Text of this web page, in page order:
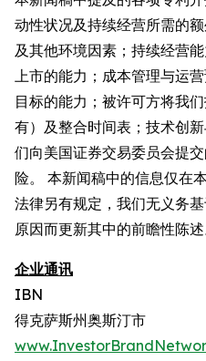
动性状况及持续经营所需的
及其他环境因素；持续经营
上市的能力；成本管理与运
目标的能力；被许可方将我
有）及整合时间表；技术创
们向美国证券交易委员会提
险。 本新闻稿中的信息仅在
法律另有规定，我们无义务
原因而更新其中的前瞻性陈述
企业通讯
IBN
得克萨斯州奥斯汀市